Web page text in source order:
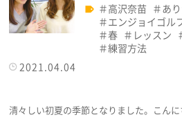
高沢奈苗
あ
エンジョイゴル
春
レッスン
練習方法
2021.04.04
清々しい初夏の季節となりました。こん